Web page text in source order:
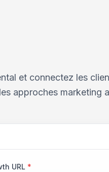
et connectez les
approches marketing
URL *